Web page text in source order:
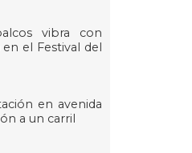
vibra con
el Festival del
en avenida
a un carril